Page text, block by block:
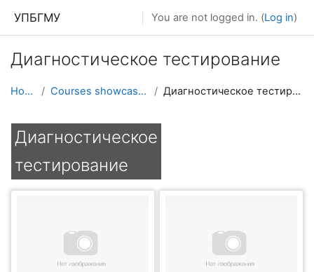
УПБГМУ You are not logged in. (Log in)
Диагностическое тестирование
Home Courses showcase 3KL Диагностическое тестирование
Диагностическое
тестирование